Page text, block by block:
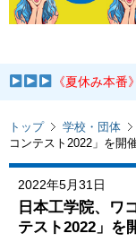
《夏休み本番
トップ 学校・団体
コンテスト2022」を開
2022年5月31日
日本工学院、ワ
テスト2022」を